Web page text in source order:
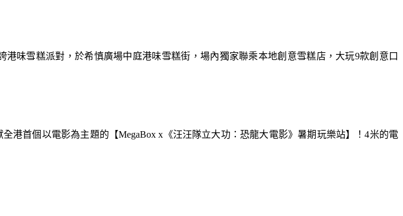
味雪糕派對，於希慎廣場中庭港味雪糕街，場內獨家聯乘本地創意雪糕店，大玩9款創意口
港首個以電影為主題的【MegaBox x《汪汪隊立大功：恐龍大電影》暑期玩樂站】！4米的電